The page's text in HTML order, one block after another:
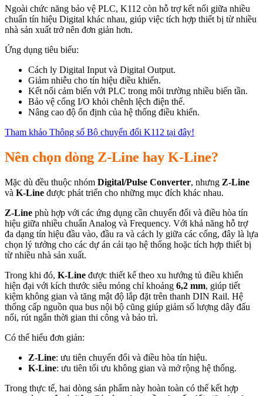
Ngoài chức năng bảo vệ PLC, K112 còn hỗ trợ kết nối giữa nhiều
chuẩn tín hiệu Digital khác nhau, giúp việc tích hợp thiết bị từ nhiều
nhà sản xuất trở nên đơn giản hơn.
Ứng dụng tiêu biểu:
Cách ly Digital Input và Digital Output.
Giảm nhiễu cho tín hiệu điều khiển.
Kết nối cảm biến với PLC trong môi trường nhiều biến tần.
Bảo vệ cổng I/O khỏi chênh lệch điện thế.
Nâng cao độ ổn định của hệ thống điều khiển.
Tham khảo Thông số Bộ chuyển đổi K112 tại đây!
Nên chọn dòng Z-Line hay K-Line?
Mặc dù đều thuộc nhóm Digital/Pulse Converter, nhưng Z-Line
và K-Line được phát triển cho những mục đích khác nhau.
Z-Line phù hợp với các ứng dụng cần chuyển đổi và điều hòa tín
hiệu giữa nhiều chuẩn Analog và Frequency. Với khả năng hỗ trợ
đa dạng tín hiệu đầu vào, đầu ra và cách ly giữa các cổng, đây là lựa
chọn lý tưởng cho các dự án cải tạo hệ thống hoặc tích hợp thiết bị
từ nhiều nhà sản xuất.
Trong khi đó, K-Line được thiết kế theo xu hướng tủ điều khiển
hiện đại với kích thước siêu mỏng chỉ khoảng 6,2 mm, giúp tiết
kiệm không gian và tăng mật độ lắp đặt trên thanh DIN Rail. Hệ
thống cấp nguồn qua bus nội bộ cũng giúp giảm số lượng dây đấu
nối, rút ngắn thời gian thi công và bảo trì.
Có thể hiểu đơn giản:
Z-Line: ưu tiên chuyển đổi và điều hòa tín hiệu.
K-Line: ưu tiên tối ưu không gian và mở rộng hệ thống.
Trong thực tế, hai dòng sản phẩm này hoàn toàn có thể kết hợp